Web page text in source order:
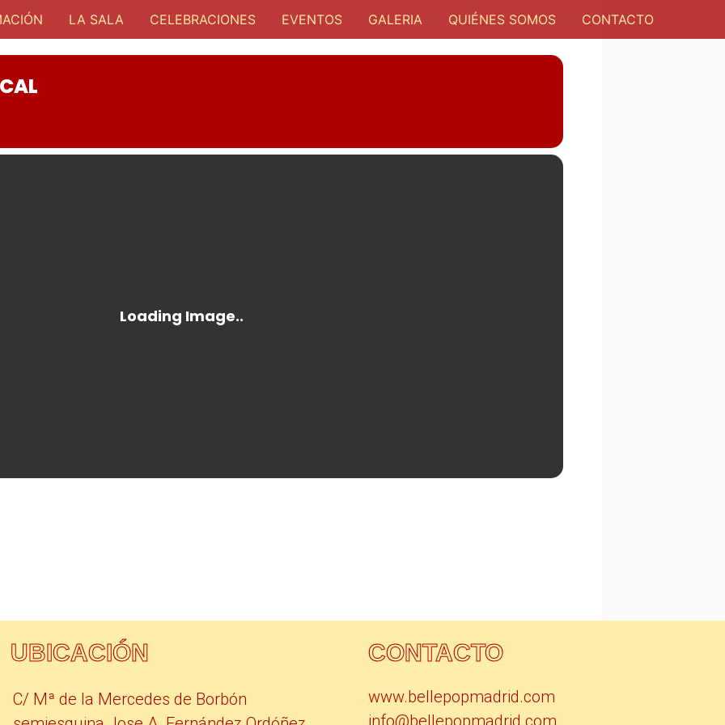
LA SALA CELEBRACIONES EVENTOS GALERIA QUIÉNES SOMOS CONTACTO
UBICACIÓN
C/ Mª de la Mercedes de Borbón
CONTACTO
www.bellepopmadrid.com
info@bellepopmadrid.com